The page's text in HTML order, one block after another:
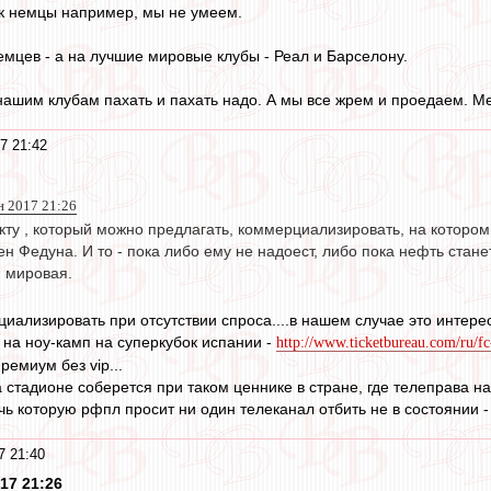
немцы например, мы не умеем.
- а на лучшие мировые клубы - Реал и Барселону.
клубам пахать и пахать надо. А мы все жрем и проедаем.
21:42
2017 21:26
, который можно предлагать, коммерциализировать, на
Федуна. И то - пока либо ему не надоест, либо пока нефть
при отсутствии спроса....в нашем случае это
ноу-камп на суперкубок испании - http://www.ticketbureau.com/ru/
без vip...
стадионе соберется при таком ценнике в стране, где
которую рфпл просит ни один телеканал отбить не в состоянии
21:40
21:26